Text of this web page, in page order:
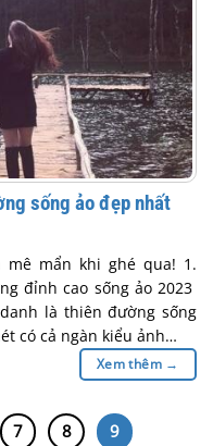
sống ảo đẹp nhất
mê mẩn khi ghé qua! 1.
đỉnh cao sống ảo 2023
là thiên đường sống
có cả ngàn kiểu ảnh…
Xem thêm →
7 8 9